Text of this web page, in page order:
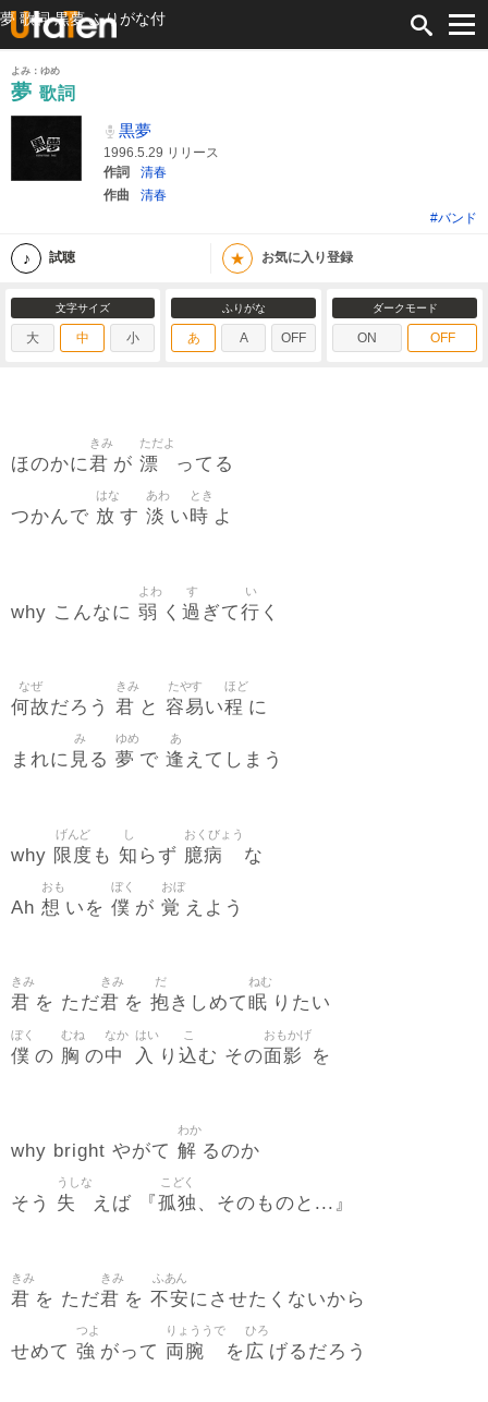
夢 歌詞 黒夢 ふりがな付
よみ：ゆめ
夢 歌詞
黒夢
1996.5.29 リリース
作詞
清春
作曲
清春
#バンド
試聴 ★ お気に入り登録
文字サイズ
大 中 小
ふりがな
あ A OFF
ダークモード
ON OFF
ほのかに君
きみ
が 漂
ただよ
ってる
つかんで 放
はな
す 淡
あわ
い時
とき
よ
why こんなに 弱
よわ
く 過
す
ぎて行
い
く
何故
なぜ
だろう 君
きみ
と 容易
たやす
い程
ほど
に
まれに 見
み
る 夢
ゆめ
で 逢
あ
えてしまう
why 限度
げんど
も 知
し
らず 臆病
おくびょう
な
Ah 想
おも
いを 僕
ぼく
が 覚
おぼ
えよう
君
きみ
を ただ君
きみ
を 抱
だ
きしめて眠
ねむ
りたい
僕
ぼく
の 胸
むね
の中
なか
入
はい
り 込
こ
む その面影
おもかげ
を
why bright やがて 解
わか
るのか
そう 失
うしな
えば 『 孤独
こどく
、そのものと...』
君
きみ
を ただ君
きみ
を 不安
ふあん
にさせたくないから
せめて 強
つよ
がって 両腕
りょううで
を広
ひろ
げるだろう